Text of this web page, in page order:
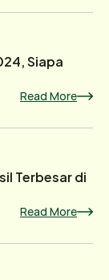
Siapa
Read More
Terbesar di
Read More